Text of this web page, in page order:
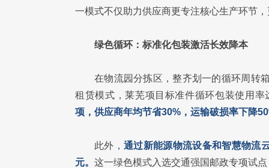
一模式不仅助力供应商更专注核心生产环节
绿色循环：标准化包装激活长效降本
在物流园分拣区，整齐划一的循环周转
租赁模式，莱芜项目标准件循环包装使用
项，供应商年均节省30%，运输破损率下降
此外， 通过新能源物流设备和智慧物流
元。 这一绿色模式入选交通强国邮政专项试